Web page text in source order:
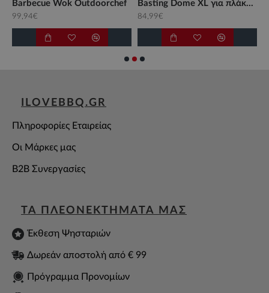
Barbecue Wok Outdoorchef
99,94€
Basting Dome XL για πλάκα ψησίματος Weber
84,99€
ILOVEBBQ.GR
Πληροφορίες Εταιρείας
Οι Μάρκες μας
B2B Συνεργασίες
ΤΑ ΠΛΕΟΝΕΚΤΗΜΑΤΑ ΜΑΣ
Έκθεση Ψησταριών
Δωρεάν αποστολή από € 99
Πρόγραμμα Προνομίων